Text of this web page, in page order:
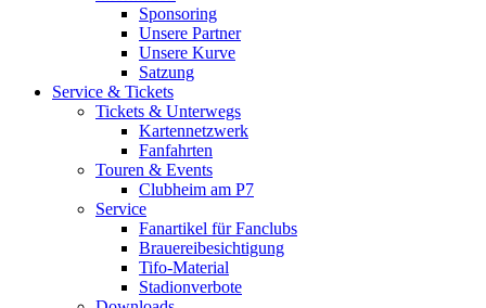
Sponsoring
Unsere Partner
Unsere Kurve
Satzung
Service & Tickets
Tickets & Unterwegs
Kartennetzwerk
Fanfahrten
Touren & Events
Clubheim am P7
Service
Fanartikel für Fanclubs
Brauereibesichtigung
Tifo-Material
Stadionverbote